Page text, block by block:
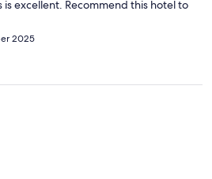
excellent. Recommend this hotel to
2025